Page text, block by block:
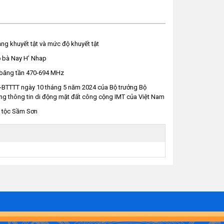
khuyết tật và mức độ khuyết tật
Nay H’ Nhap
tần 470-694 MHz
ngày 10 tháng 5 năm 2024 của Bộ trưởng Bộ
thông tin di động mặt đất công cộng IMT của Việt Nam
Sầm Sơn